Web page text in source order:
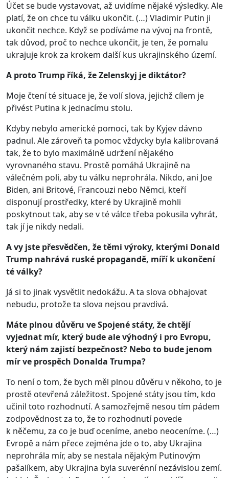
Účet se bude vystavovat, až uvidíme nějaké výsledky. Ale
platí, že on chce tu válku ukončit. (…) Vladimir Putin ji
ukončit nechce. Když se podíváme na vývoj na frontě,
tak důvod, proč to nechce ukončit, je ten, že pomalu
ukrajuje krok za krokem další kus ukrajinského území.
A proto Trump říká, že Zelenskyj je diktátor?
Moje čtení té situace je, že volí slova, jejichž cílem je
přivést Putina k jednacímu stolu.
Kdyby nebylo americké pomoci, tak by Kyjev dávno
padnul. Ale zároveň ta pomoc vždycky byla kalibrovaná
tak, že to bylo maximálně udržení nějakého
vyrovnaného stavu. Prostě pomáhá Ukrajině na
válečném poli, aby tu válku neprohrála. Nikdo, ani Joe
Biden, ani Britové, Francouzi nebo Němci, kteří
disponují prostředky, které by Ukrajině mohli
poskytnout tak, aby se v té válce třeba pokusila vyhrát,
tak jí je nikdy nedali.
A vy jste přesvědčen, že těmi výroky, kterými Donald
Trump nahrává ruské propagandě, míří k ukončení
té války?
Já si to jinak vysvětlit nedokážu. A ta slova obhajovat
nebudu, protože ta slova nejsou pravdivá.
Máte plnou důvěru ve Spojené státy, že chtějí
vyjednat mír, který bude ale výhodný i pro Evropu,
který nám zajistí bezpečnost? Nebo to bude jenom
mír ve prospěch Donalda Trumpa?
To není o tom, že bych měl plnou důvěru v někoho, to je
prostě otevřená záležitost. Spojené státy jsou tím, kdo
učinil toto rozhodnutí. A samozřejmě nesou tím pádem
zodpovědnost za to, že to rozhodnutí povede
k něčemu, za co je buď oceníme, anebo neoceníme. (…)
Evropě a nám přece zejména jde o to, aby Ukrajina
neprohrála mír, aby se nestala nějakým Putinovým
pašalíkem, aby Ukrajina byla suverénní nezávislou zemí.